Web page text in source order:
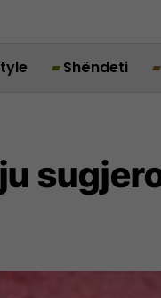
Shëndeti